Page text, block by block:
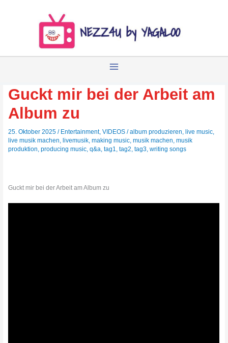
Guckt mir bei der Arbeit am
Album zu
25. Oktober 2025/ Entertainment,VIDEOS /album produzieren,live music,
live musik machen,livemusik,making music,musik machen,musik
produktion,producing music,q&a,tag1,tag2,tag3,writing songs
Guckt mir bei der Arbeit am Album zu